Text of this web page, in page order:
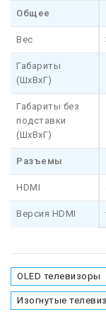
Общее
Вес
Габариты
(ШхВхГ)
Габариты без
подставки
(ШхВхГ)
Разъемы
HDMI
Версия HDMI
OLED телевизоры
Изогнутые